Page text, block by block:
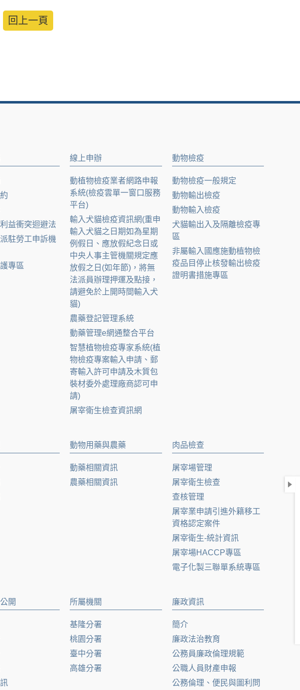
回上一頁
益衝突迴避法
駐勞工申訴機
專區
線上申辦
動植物檢疫業者網路申報
系統(檢疫雲單一窗口服務
平台)
輸入犬貓檢疫資訊網(重申
輸入犬貓之日期如為星期
例假日、應放假紀念日或
中央人事主管機關規定應
放假之日(如年節)，將無
法派員辦理押運及點接，
請避免於上開時間輸入犬
貓)
農藥登記管理系統
動藥管理e網通整合平台
智慧植物檢疫專家系統(植
物檢疫專案輸入申請、郵
寄輸入許可申請及木質包
裝材委外處理廠商認可申
請)
屠宰衛生檢查資訊網
動物檢疫
動物檢疫一般規定
動物輸出檢疫
動物輸入檢疫
犬貓輸出入及隔離檢疫專
區
非屬輸入國應施動植物檢
疫品目停止核發輸出檢疫
證明書措施專區
動物用藥與農藥
動藥相關資訊
農藥相關資訊
肉品檢查
屠宰場管理
屠宰衛生檢查
查核管理
屠宰業申請引進外籍移工
資格認定案件
屠宰衛生-統計資訊
屠宰場HACCP專區
電子化製三聯單系統專區
開 所屬機關
基隆分署
桃園分署
臺中分署
高雄分署
廉政資訊
簡介
廉政法治教育
公務員廉政倫理規範
公職人員財產申報
公務倫理、便民與圖利問